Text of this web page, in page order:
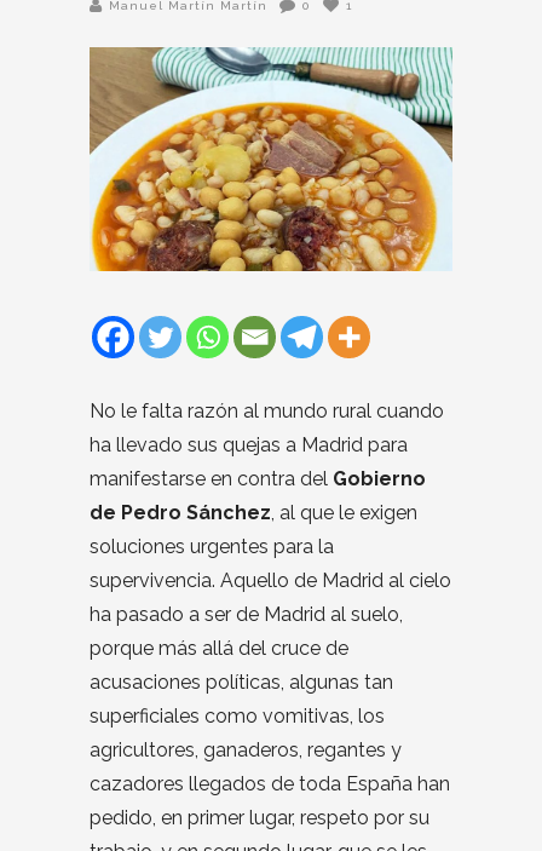
Manuel Martín Martín 0 1
No le falta razón al mundo rural cuando
ha llevado sus quejas a Madrid para
manifestarse en contra del Gobierno
de Pedro Sánchez , al que le exigen
soluciones urgentes para la
supervivencia. Aquello de Madrid al cielo
ha pasado a ser de Madrid al suelo,
porque más allá del cruce de
acusaciones políticas, algunas tan
superficiales como vomitivas, los
agricultores, ganaderos, regantes y
cazadores llegados de toda España han
pedido, en primer lugar, respeto por su